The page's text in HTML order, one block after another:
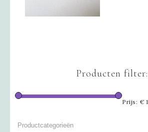
Producten filter:
Prijs: € 1